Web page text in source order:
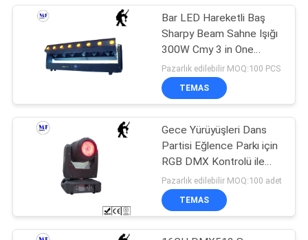
LED Patlama
Korumalı Işıklar
led tünel ışık
57
Bar LED Hareketli Baş
Sharpy Beam Sahne Işığı
300W Cmy 3 in One
Beam Wash Lazerler
Hareketli Baş Işık Noktası
Projeksiyonu
Pazarlık edilebilir MOQ:100 PCS
TEMAS
Gece Yürüyüşleri Dans
Partisi Eğlence Parkı için
RGB DMX Kontrolü ile
Hareketli Baş LED Sahne
Işığı
Pazarlık edilebilir MOQ:100 adet
TEMAS